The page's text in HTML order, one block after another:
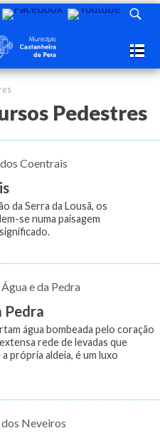
Pedestres
da Serra da Lousã, os
se numa paisagem
Pedra
água bombeada pelo coração
rede de levadas que
própria aldeia, é um luxo